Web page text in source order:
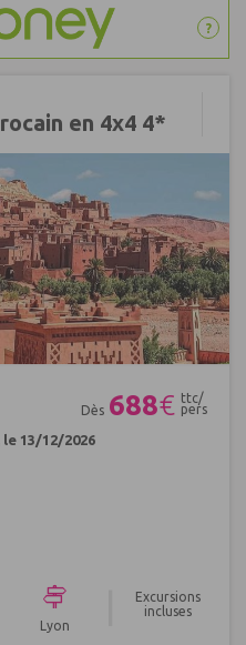
?
en 4x4 4*
Dès 688€ ttc/
pers
le 13/12/2026
Lyon
Excursions
incluses